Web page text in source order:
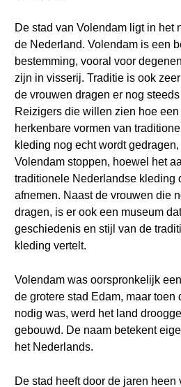
De stad van Volendam ligt in het
de Nederland. Volendam is een
bestemming, vooral voor
zijn in visserij. Traditie is ook
de vrouwen dragen er nog
Reizigers die willen zien hoe
herkenbare vormen van
kleding nog echt wordt
Volendam stoppen, hoewel het
traditionele Nederlandse kleding
afnemen. Naast de vrouwen die
dragen, is er ook een museum
geschiedenis en stijl van de
kleding vertelt.
Volendam was oorspronkelijk
de grotere stad Edam, maar toen
nodig was, werd het land
gebouwd. De naam betekent
het Nederlands.
De stad heeft door de jaren heen